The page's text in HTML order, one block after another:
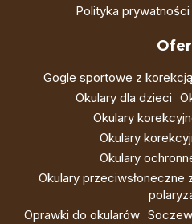
Polityka prywatności
Gogle sportowe z korekcją
Okulary dla dzieci
Okulary
Okulary
Okulary
Okulary przeciwsłoneczne
Oprawki do okularów